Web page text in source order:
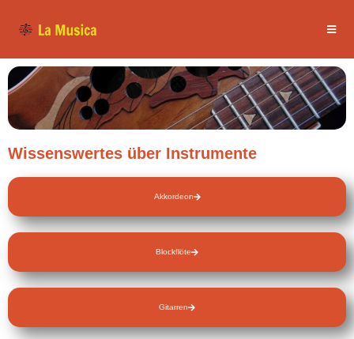
Wissenswertes über Instrumente
Akkordeon
Blockflöte
Gitarren